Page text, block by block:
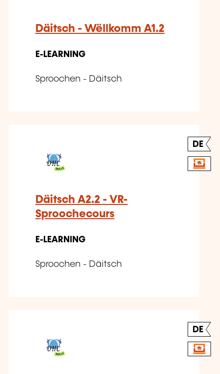
Däitsch - Wëllkomm A1.2
E-LEARNING
Sproochen - Däitsch
DE
Däitsch A2.2 - VR-
Sproochecours
E-LEARNING
Sproochen - Däitsch
DE